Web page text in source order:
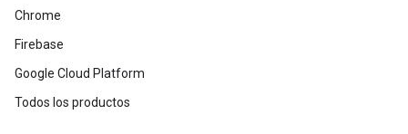
Chrome
Firebase
Google Cloud Platform
Todos los productos